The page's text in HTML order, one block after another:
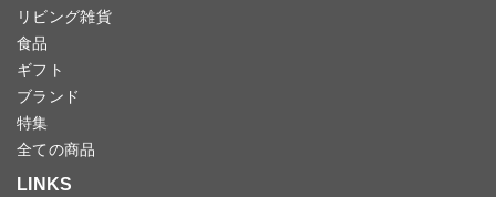
リビング雑貨
食品
ギフト
ブランド
特集
全ての商品
LINKS